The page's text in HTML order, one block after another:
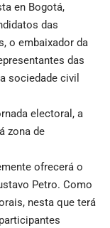
en Bogotá,
das
o embaixador da
das
sociedade civil
electoral, a
zona de
ofrecerá o
Petro. Como
nesta que terá